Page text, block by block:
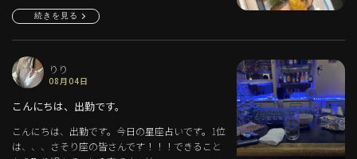
続きを見る
りり
08月04日
こんにちは、出勤です。
こんにちは、出勤です。今日の星座占いです。1位
は、、、さそり座の皆さんです！！！できること